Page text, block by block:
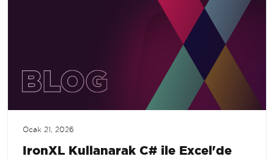
Ocak 21, 2026
IronXL Kullanarak C# ile Excel'de